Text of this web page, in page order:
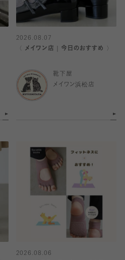
2026.08.07
〈 メイワン店｜今日のおすすめ 〉
靴下屋
メイワン浜松店
2026.08.06